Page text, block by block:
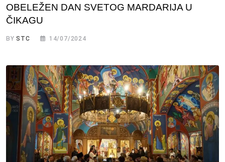
OBELEŽEN DAN SVETOG MARDARIJA U
ČIKAGU
BYSTC 14/07/2024